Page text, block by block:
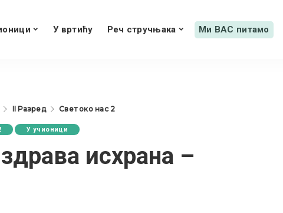
У вртићу Реч стручњака Ми ВАС питамо
II Разред Свет око нас 2
У учионици
исхрана –